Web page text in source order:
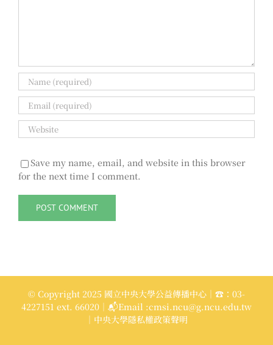
Save my name, email, and website in this browser
for the next time I comment.
© Copyright 2025 國立中央大學公益傳播中心｜☎：03-
4227151 ext. 66020｜📬Email :cmsi.ncu@g.ncu.edu.tw
｜中央大學隱私權政策聲明